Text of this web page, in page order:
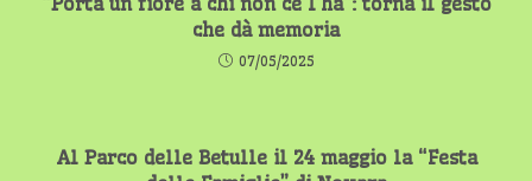
che dà memoria
07/05/2025
Al Parco delle Betulle il 24 maggio la “Festa